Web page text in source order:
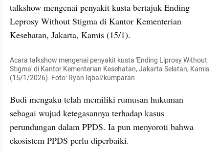
talkshow mengenai penyakit kusta bertajuk Ending
Leprosy Without Stigma di Kantor Kementerian
Kesehatan, Jakarta, Kamis (15/1).
Acara talkshow mengenai penyakit kusta 'Ending Liprosy Without
Stigma' di Kantor Kementerian Kesehatan, Jakarta Selatan, Kamis
(15/1/2026). Foto: Ryan Iqbal/kumparan
Budi mengaku telah memiliki rumusan hukuman
sebagai wujud ketegasannya terhadap kasus
perundungan dalam PPDS. Ia pun menyoroti bahwa
ekosistem PPDS perlu diperbaiki.